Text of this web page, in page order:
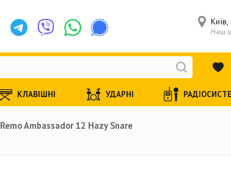
Remo Ambassador 12 Hazy Snare
Наш
КЛАВІШНІ УДАРНІ